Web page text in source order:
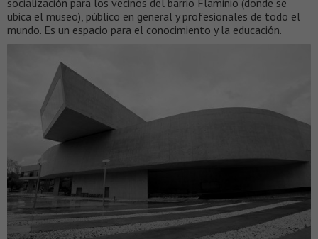
socialización para los vecinos del barrio Flaminio (donde se
ubica el museo), público en general y profesionales de todo el
mundo. Es un espacio para el conocimiento y la educación.